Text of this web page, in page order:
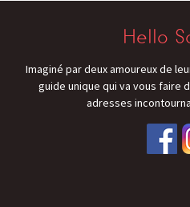
Hello
Imaginé par deux amoureux de
guide unique qui va vous faire
adresses